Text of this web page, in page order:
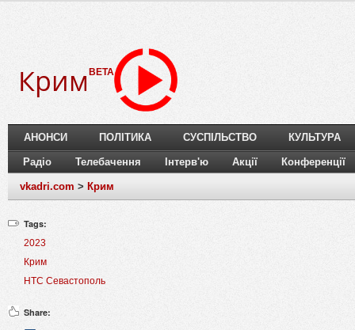
Крим BETA
АНОНСИ ПОЛІТИКА СУСПІЛЬСТВО КУЛЬТУРА
Радіо Телебачення Інтерв'ю Акції Конференції
vkadri.com > Крим
Tags:
2023
Крим
НТС Севастополь
Share: